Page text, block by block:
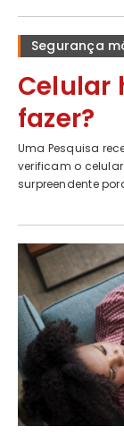
Segurança
Celular
fazer?
Uma Pesquisa
verificam o
surpreendente